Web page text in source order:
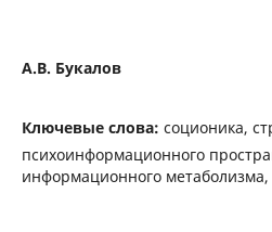
А.В. Букалов
Ключевые слова: соционика,
психоинформационного
информационного метаболизма,